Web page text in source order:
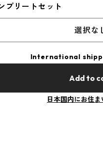
プリートセット
選択な
International
Add to
日本国内にお住